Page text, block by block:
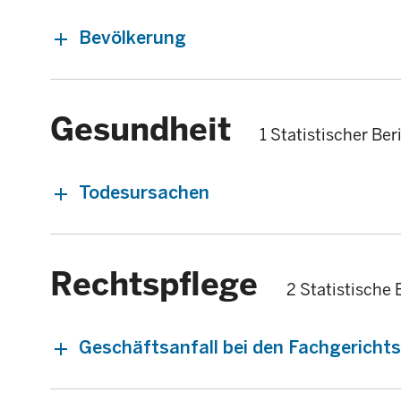
Bevölkerung
Gesundheit 1 Statistischer
Todesursachen
Rechtspflege 2 Statistische
Geschäftsanfall bei den